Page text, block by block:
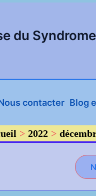
du
contacter Blog
2022